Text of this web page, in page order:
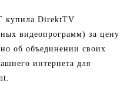
купила DirektTV
видеопрограмм) за цену
об объединении своих
интернета для